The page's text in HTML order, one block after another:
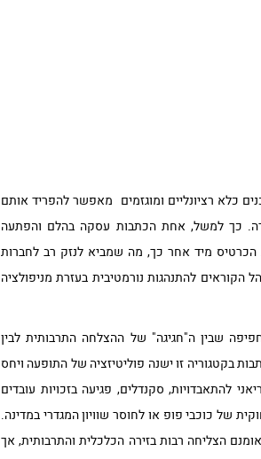
כלא רציונליים ומוגזמים מאפשר להפריד אותם
כך למשל, אחת הכתבות עסקה בהלם והפתעה
מיד אחר כך, מה שמביא לנזק רב לחברות
הקוראים להתנהגות נורמטיבית בעזרת מניפולציה
שבין ה"חגיגה" של ההצלחה התרבותית לבין
בקטגוריה זו ישנה פוליטיזציה של התופעה ויחס
להתאבדויות, סקנדלים, פגיעה בזכויות עובדים
של כוכבי פופ או לחוסר שוויון המגדרי במדינה.
הצליחה רבות בזירה הכלכלית והתרבותית, אך